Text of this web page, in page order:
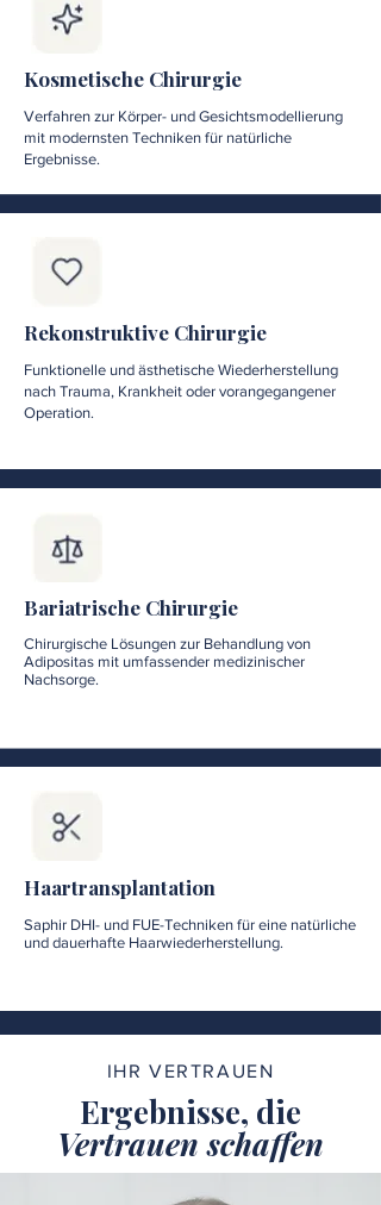
Kosmetische Chirurgie
Verfahren zur Körper- und Gesichtsmodellierung
mit modernsten Techniken für natürliche
Ergebnisse.
Rekonstruktive Chirurgie
Funktionelle und ästhetische Wiederherstellung
nach Trauma, Krankheit oder vorangegangener
Operation.
Bariatrische Chirurgie
Chirurgische Lösungen zur Behandlung von
Adipositas mit umfassender medizinischer
Nachsorge.
Haartransplantation
Saphir DHI- und FUE-Techniken für eine natürliche
und dauerhafte Haarwiederherstellung.
IHR VERTRAUEN
Ergebnisse, die
Vertrauen schaffen